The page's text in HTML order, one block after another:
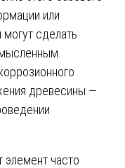
или
сделать
древесины —
элемент часто